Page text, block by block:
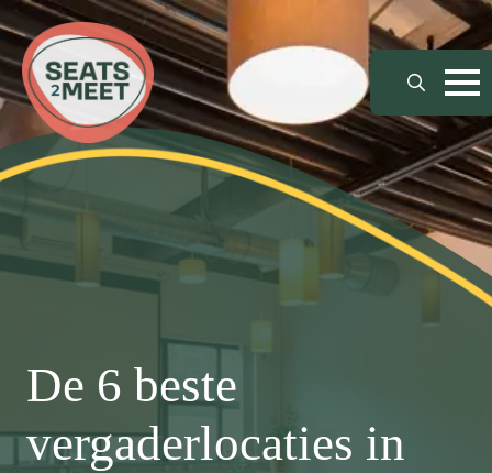
Search
for:
De 6 beste
vergaderlocaties in